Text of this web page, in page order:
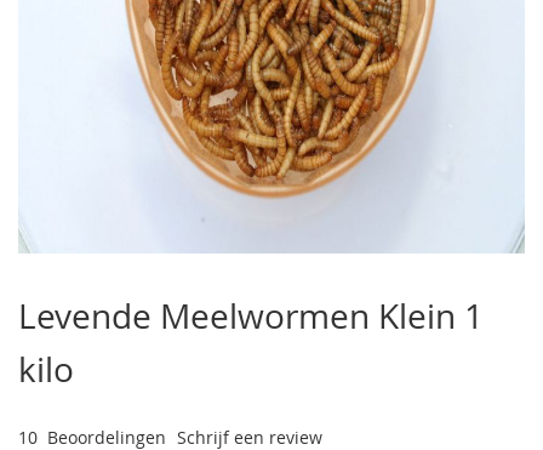
het
begin
van
de
gallerij
Levende Meelwormen Klein 1
kilo
10 Beoordelingen Schrijf een review